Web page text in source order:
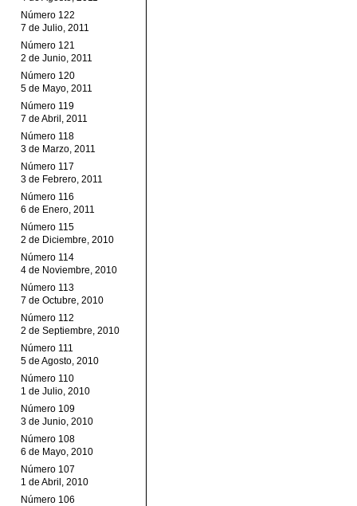
Número 122
7 de Julio, 2011
Número 121
2 de Junio, 2011
Número 120
5 de Mayo, 2011
Número 119
7 de Abril, 2011
Número 118
3 de Marzo, 2011
Número 117
3 de Febrero, 2011
Número 116
6 de Enero, 2011
Número 115
2 de Diciembre, 2010
Número 114
4 de Noviembre, 2010
Número 113
7 de Octubre, 2010
Número 112
2 de Septiembre, 2010
Número 111
5 de Agosto, 2010
Número 110
1 de Julio, 2010
Número 109
3 de Junio, 2010
Número 108
6 de Mayo, 2010
Número 107
1 de Abril, 2010
Número 106